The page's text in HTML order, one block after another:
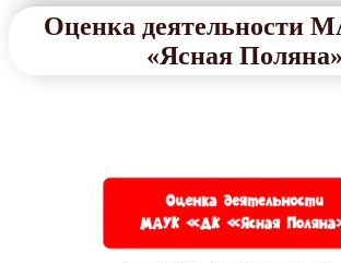
Оценка деятельности
«Ясная Поляна»